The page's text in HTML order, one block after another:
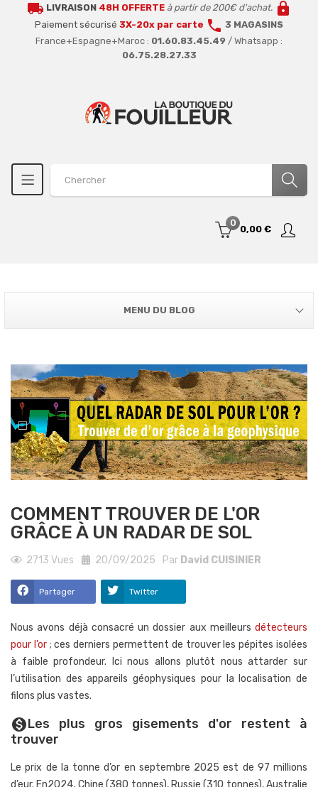
local_shipping LIVRAISON 48H OFFERTE à partir de 200€ d'achat. lock
Paiement sécurisé 3X-20x par carte call 3 MAGASINS
France+Espagne+Maroc : 01.60.83.45.49 / Whatsapp :
06.75.28.27.33
0
0,00 €
MENU DU BLOG
COMMENT TROUVER DE L'OR
GRÂCE À UN RADAR DE SOL
2713 Vues 20/09/2025 Par David CUISINIER
Partager Twitter
Nous avons déjà consacré un dossier aux meilleurs détecteurs
pour l’or; ces derniers permettent de trouver les pépites isolées
à faible profondeur. Ici nous allons plutôt nous attarder sur
l’utilisation des appareils géophysiques pour la localisation de
filons plus vastes.
monetization_onLes plus gros gisements d'or restent à
trouver
Le prix de la tonne d’or en septembre 2025 est de 97 millions